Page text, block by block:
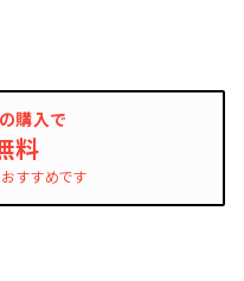
購入で
料
すすめです